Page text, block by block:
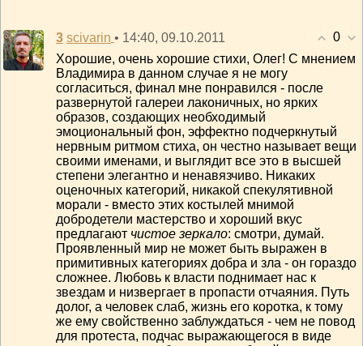
0
3 scivarin • 14:40, 09.10.2011
Хорошие, очень хорошие стихи, Олег! С мнением
Владимира в данном случае я не могу
согласиться, финал мне понравился - после
развернутой галереи лаконичных, но ярких
образов, создающих необходимый
эмоциональный фон, эффектно подчеркнутый
нервным ритмом стиха, он честно называет вещи
своими именами, и выглядит все это в высшей
степени элегантно и ненавязчиво. Никаких
оценочных категорий, никакой спекулятивной
морали - вместо этих костылей мнимой
добродетели мастерство и хороший вкус
предлагают чистое зеркало: смотри, думай.
Проявленный мир не может быть выражен в
примитивных категориях добра и зла - он гораздо
сложнее. Любовь к власти поднимает нас к
звездам и низвергает в пропасти отчаяния. Путь
долог, а человек слаб, жизнь его коротка, к тому
же ему свойственно заблуждаться - чем не повод
для протеста, подчас выражающегося в виде